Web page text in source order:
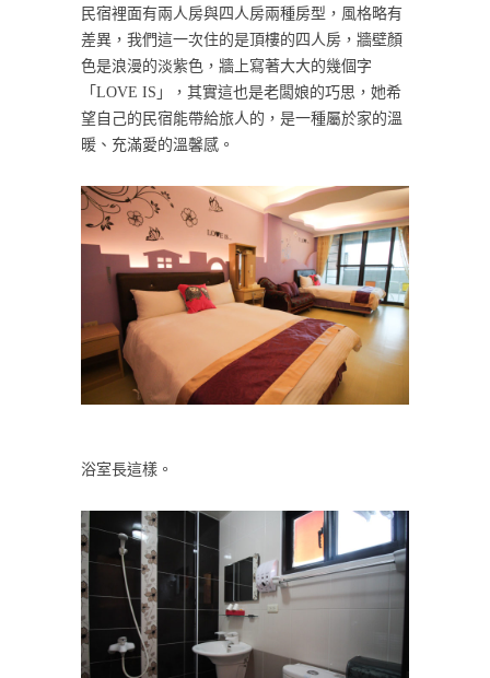
民宿裡面有兩人房與四人房兩種房型，風格略有
差異，我們這一次住的是頂樓的四人房，牆壁顏
色是浪漫的淡紫色，牆上寫著大大的幾個字
「LOVE IS」，其實這也是老闆娘的巧思，她希
望自己的民宿能帶給旅人的，是一種屬於家的溫
暖、充滿愛的溫馨感。
浴室長這樣。